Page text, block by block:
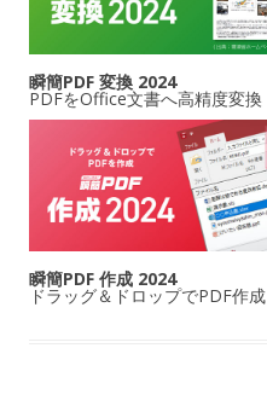
瞬簡PDF 変換 2024
PDFをOffice文書へ高精度変換
瞬簡PDF 作成 2024
ドラッグ＆ドロップでPDF作成